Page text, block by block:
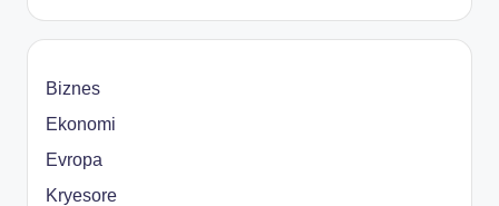
Biznes
Ekonomi
Evropa
Kryesore